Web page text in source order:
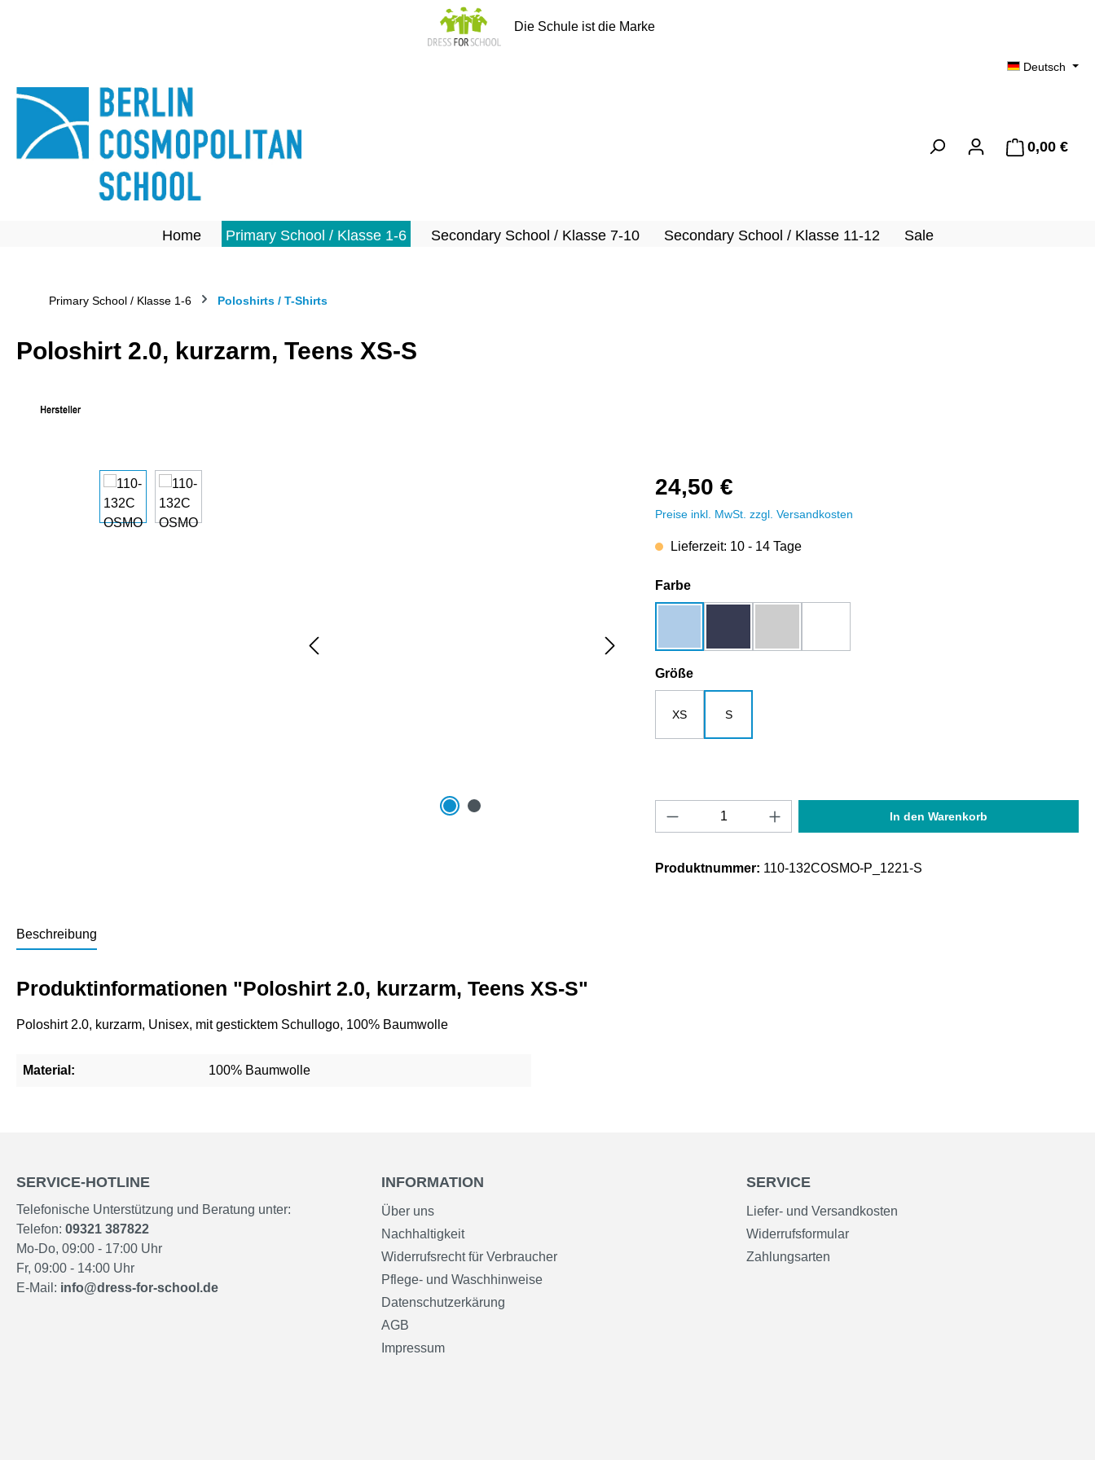
Die Schule ist die Marke
Deutsch
0,00 €
Home Primary School / Klasse 1-6 Secondary School / Klasse 7-10 Secondary School / Klasse 11-12 Sale
Primary School / Klasse 1-6 Poloshirts / T-Shirts
Poloshirt 2.0, kurzarm, Teens XS-S
Bildergalerie überspringen 24,50 €
Preise inkl. MwSt. zzgl. Versandkosten
Lieferzeit: 10 - 14 Tage
Farbeauswählen
Größeauswählen
XS S
Produkt Anzahl: Gib den gewünschten Wert ein
In den Warenkorb
Produktnummer: 110-132COSMO-P_1221-S
Beschreibung
Produktinformationen "Poloshirt 2.0, kurzarm, Teens XS-S"
Poloshirt 2.0, kurzarm, Unisex, mit gesticktem Schullogo, 100% Baumwolle
Material: 100% Baumwolle
SERVICE-HOTLINE
Telefonische Unterstützung und Beratung unter:
Telefon: 09321 387822
Mo-Do, 09:00 - 17:00 Uhr
Fr, 09:00 - 14:00 Uhr
E-Mail: info@dress-for-school.de
INFORMATION
Über uns
Nachhaltigkeit
Widerrufsrecht für Verbraucher
Pflege- und Waschhinweise
Datenschutzerkärung
AGB
Impressum
SERVICE
Liefer- und Versandkosten
Widerrufsformular
Zahlungsarten